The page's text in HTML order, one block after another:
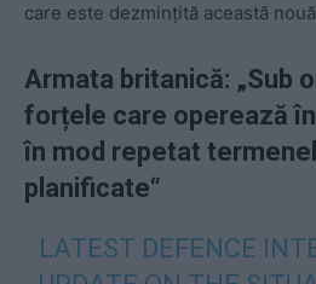
care este dezmințită această nouă
Armata britanică: „Sub
forțele care operează
în mod repetat
planificate“
LATEST DEFENCE